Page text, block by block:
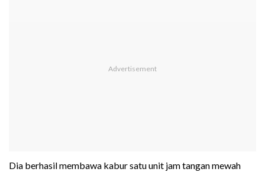
Dia berhasil membawa kabur satu unit jam tangan mewah